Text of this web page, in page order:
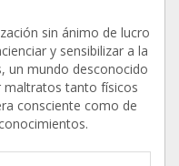
sin ánimo de lucro
y sensibilizar a la
un mundo desconocido
maltratos tanto físicos
consciente como de